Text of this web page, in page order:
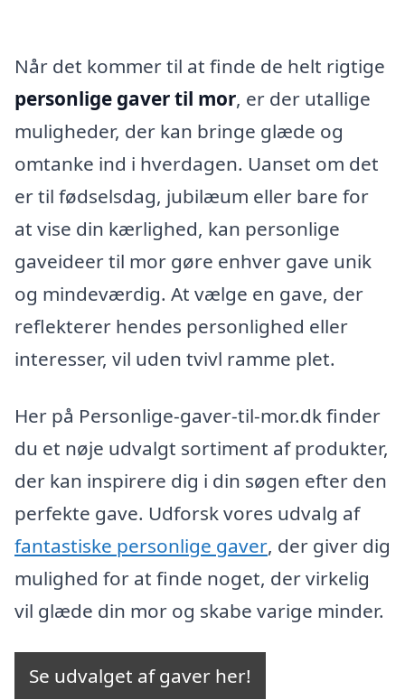
Når det kommer til at finde de helt rigtige
personlige gaver til mor, er der utallige
muligheder, der kan bringe glæde og
omtanke ind i hverdagen. Uanset om det
er til fødselsdag, jubilæum eller bare for
at vise din kærlighed, kan personlige
gaveideer til mor gøre enhver gave unik
og mindeværdig. At vælge en gave, der
reflekterer hendes personlighed eller
interesser, vil uden tvivl ramme plet.
Her på Personlige-gaver-til-mor.dk finder
du et nøje udvalgt sortiment af produkter,
der kan inspirere dig i din søgen efter den
perfekte gave. Udforsk vores udvalg af
fantastiske personlige gaver, der giver dig
mulighed for at finde noget, der virkelig
vil glæde din mor og skabe varige minder.
Se udvalget af gaver her!